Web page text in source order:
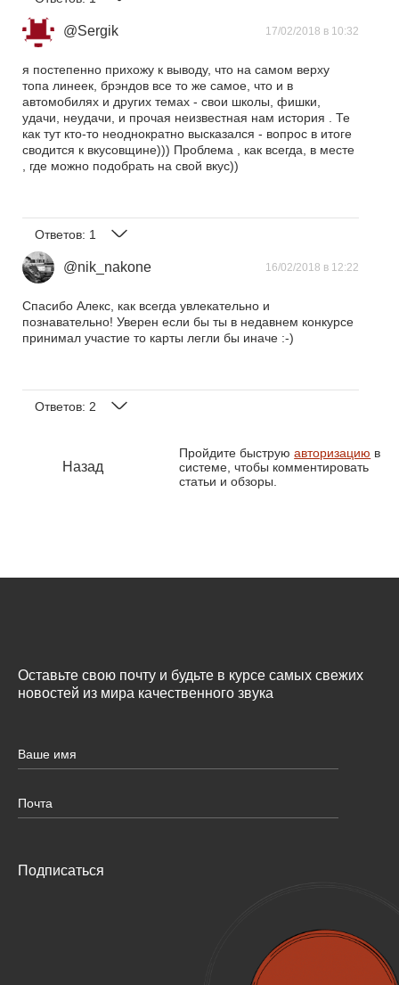
@Sergik 17/02/2018 в 10:32
я постепенно прихожу к выводу, что на самом верху
топа линеек, брэндов все то же самое, что и в
автомобилях и других темах - свои школы, фишки,
удачи, неудачи, и прочая неизвестная нам история . Те
как тут кто-то неоднократно высказался - вопрос в итоге
сводится к вкусовщине))) Проблема , как всегда, в месте
, где можно подобрать на свой вкус))
Ответов: 1
@nik_nakone 16/02/2018 в 12:22
Спасибо Алекс, как всегда увлекательно и
познавательно! Уверен если бы ты в недавнем конкурсе
принимал участие то карты легли бы иначе :-)
Ответов: 2
Назад
Пройдите быструюавторизацию в
системе, чтобы комментировать
статьи и обзоры.
Оставьте свою почту и будьте в курсе самых свежих
новостей из мира качественного звука
Подписаться